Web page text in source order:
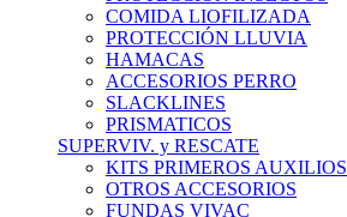
COMIDA LIOFILIZADA
PROTECCIÓN LLUVIA
HAMACAS
ACCESORIOS PERRO
SLACKLINES
PRISMATICOS
SUPERVIV. y RESCATE
KITS PRIMEROS AUXILIOS
OTROS ACCESORIOS
FUNDAS VIVAC